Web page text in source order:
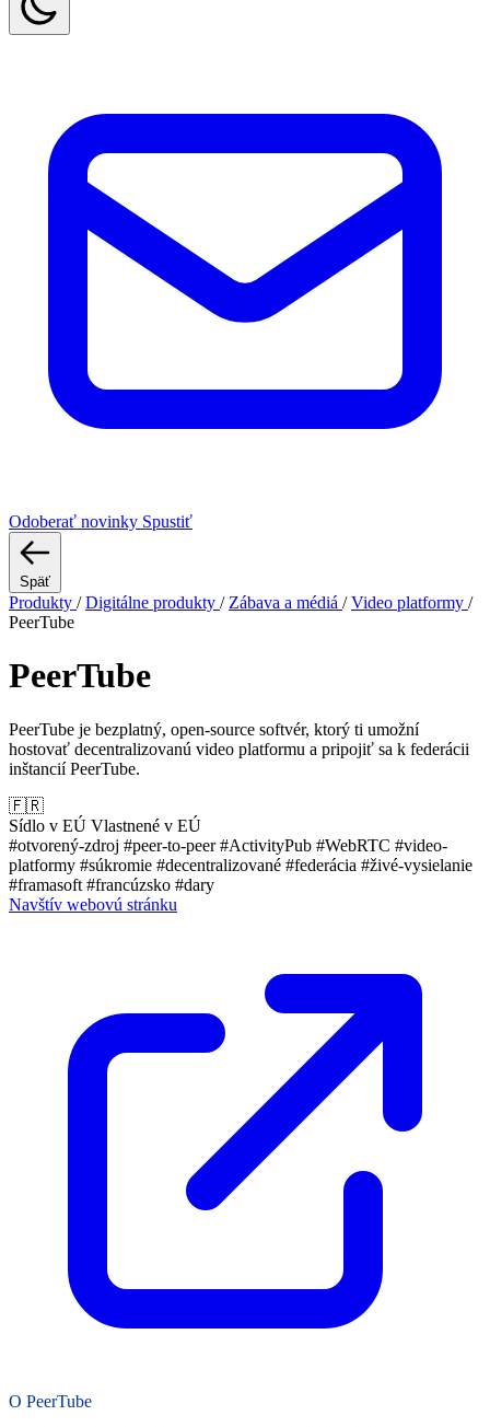
Odoberať novinky Spustiť
Späť
Produkty / Digitálne produkty / Zábava a médiá / Video platformy /
PeerTube
PeerTube
PeerTube je bezplatný, open-source softvér, ktorý ti umožní
hostovať decentralizovanú video platformu a pripojiť sa k federácii
inštancií PeerTube.
🇫🇷
Sídlo v EÚ Vlastnené v EÚ
#otvorený-zdroj #peer-to-peer#ActivityPub #WebRTC #video-
platformy #súkromie #decentralizované #federácia #živé-vysielanie
#framasoft #francúzsko #dary
Navštív webovú stránku
O PeerTube